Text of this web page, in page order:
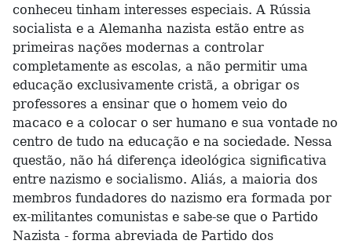
conheceu tinham interesses especiais. A Rússia
socialista e a Alemanha nazista estão entre as
primeiras nações modernas a controlar
completamente as escolas, a não permitir uma
educação exclusivamente cristã, a obrigar os
professores a ensinar que o homem veio do
macaco e a colocar o ser humano e sua vontade no
centro de tudo na educação e na sociedade. Nessa
questão, não há diferença ideológica significativa
entre nazismo e socialismo. Aliás, a maioria dos
membros fundadores do nazismo era formada por
ex-militantes comunistas e sabe-se que o Partido
Nazista - forma abreviada de Partido dos